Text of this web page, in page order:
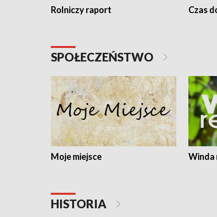
Rolniczy raport Czas
SPOŁECZEŃSTWO
Moje miejsce Winda
HISTORIA